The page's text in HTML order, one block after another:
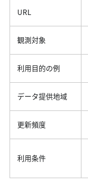
URL
観測対象
利用目的の例
データ提供地域
更新頻度
利用条件